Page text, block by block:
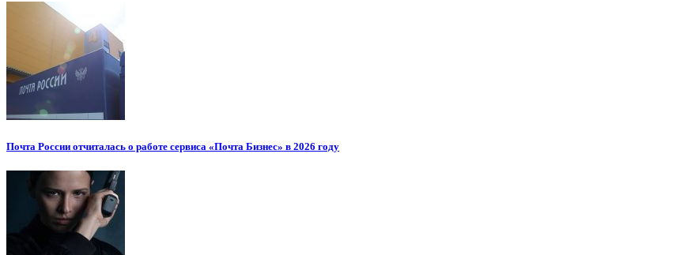
Почта России отчиталась о работе сервиса «Почта Бизнес» в 2026 году